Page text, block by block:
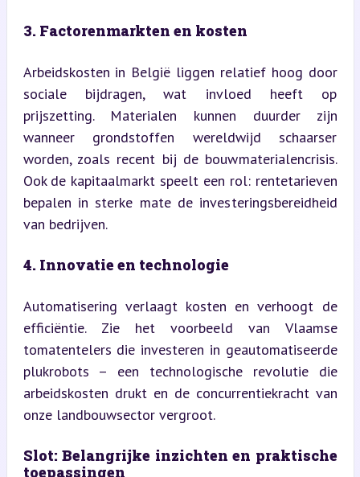
3. Factorenmarkten en kosten
Arbeidskosten in België liggen relatief hoog door
sociale bijdragen, wat invloed heeft op
prijszetting. Materialen kunnen duurder zijn
wanneer grondstoffen wereldwijd schaarser
worden, zoals recent bij de bouwmaterialencrisis.
Ook de kapitaalmarkt speelt een rol: rentetarieven
bepalen in sterke mate de investeringsbereidheid
van bedrijven.
4. Innovatie en technologie
Automatisering verlaagt kosten en verhoogt de
efficiëntie. Zie het voorbeeld van Vlaamse
tomatentelers die investeren in geautomatiseerde
plukrobots – een technologische revolutie die
arbeidskosten drukt en de concurrentiekracht van
onze landbouwsector vergroot.
Slot: Belangrijke inzichten en praktische
toepassingen